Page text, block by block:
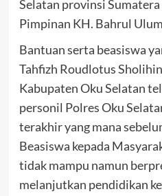
Selatan provinsi
Pimpinan KH. Bahrul
Bantuan serta beasiswa
Tahfizh Roudlotus
Kabupaten Oku Selatan
personil Polres Oku
terakhir yang mana
Beasiswa kepada
tidak mampu namun
melanjutkan pendidikan